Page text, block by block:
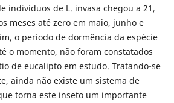
indivíduos de L. invasa chegou a 21,
meses até zero em maio, junho e
o período de dormência da espécie
o momento, não foram constatados
de eucalipto em estudo. Tratando-se
ainda não existe um sistema de
torna este inseto um importante